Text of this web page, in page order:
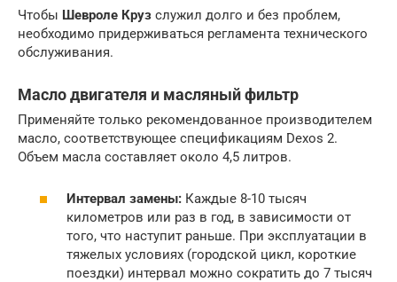
Чтобы Шевроле Круз служил долго и без проблем,
необходимо придерживаться регламента технического
обслуживания.
Масло двигателя и масляный фильтр
Применяйте только рекомендованное производителем
масло, соответствующее спецификациям Dexos 2.
Объем масла составляет около 4,5 литров.
Интервал замены: Каждые 8-10 тысяч
километров или раз в год, в зависимости от
того, что наступит раньше. При эксплуатации в
тяжелых условиях (городской цикл, короткие
поездки) интервал можно сократить до 7 тысяч